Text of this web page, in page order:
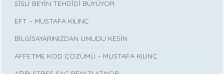
SİSLİ BEYİN TEHDİDİ BÜYÜYOR
EFT – MUSTAFA KILINÇ
BİLGİSAYARINIZDAN UMUDU KESİN
AFFETME KOD ÇÖZÜMÜ – MUSTAFA KILINÇ